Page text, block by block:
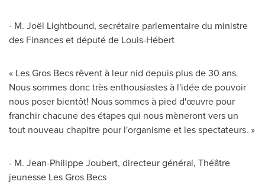
- M. Joël Lightbound, secrétaire parlementaire du ministre
des Finances et député de Louis-Hébert
« Les Gros Becs rêvent à leur nid depuis plus de 30 ans.
Nous sommes donc très enthousiastes à l'idée de pouvoir
nous poser bientôt! Nous sommes à pied d'œuvre pour
franchir chacune des étapes qui nous mèneront vers un
tout nouveau chapitre pour l'organisme et les spectateurs. »
- M. Jean-Philippe Joubert, directeur général, Théâtre
jeunesse Les Gros Becs